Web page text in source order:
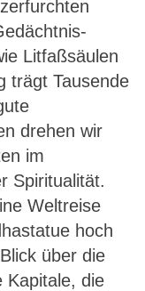
Litfaßsäulen
trägt Tausende
drehen wir
im
Spiritualität.
Weltreise
hoch
über die
Kapitale, die